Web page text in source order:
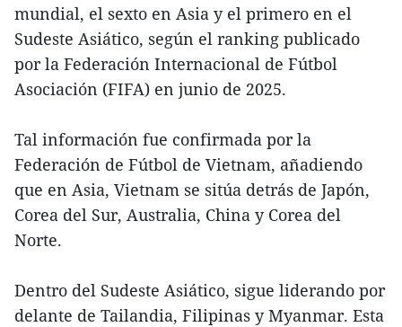
mundial, el sexto en Asia y el primero en el
Sudeste Asiático, según el ranking publicado
por la Federación Internacional de Fútbol
Asociación (FIFA) en junio de 2025.
Tal información fue confirmada por la
Federación de Fútbol de Vietnam, añadiendo
que en Asia, Vietnam se sitúa detrás de Japón,
Corea del Sur, Australia, China y Corea del
Norte.
Dentro del Sudeste Asiático, sigue liderando por
delante de Tailandia, Filipinas y Myanmar. Esta